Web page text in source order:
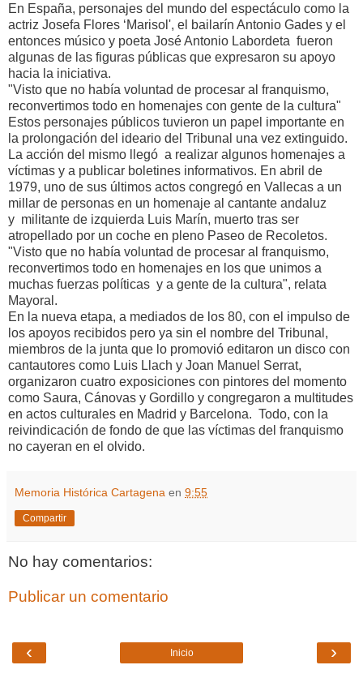
En España, personajes del mundo del espectáculo como la
actriz Josefa Flores ‘Marisol', el bailarín Antonio Gades y el
entonces músico y poeta José Antonio Labordeta fueron
algunas de las figuras públicas que expresaron su apoyo
hacia la iniciativa.
"Visto que no había voluntad de procesar al franquismo,
reconvertimos todo en homenajes con gente de la cultura"
Estos personajes públicos tuvieron un papel importante en
la prolongación del ideario del Tribunal una vez extinguido.
La acción del mismo llegó a realizar algunos homenajes a
víctimas y a publicar boletines informativos. En abril de
1979, uno de sus últimos actos congregó en Vallecas a un
millar de personas en un homenaje al cantante andaluz
y militante de izquierda Luis Marín, muerto tras ser
atropellado por un coche en pleno Paseo de Recoletos.
"Visto que no había voluntad de procesar al franquismo,
reconvertimos todo en homenajes en los que unimos a
muchas fuerzas políticas y a gente de la cultura", relata
Mayoral.
En la nueva etapa, a mediados de los 80, con el impulso de
los apoyos recibidos pero ya sin el nombre del Tribunal,
miembros de la junta que lo promovió editaron un disco con
cantautores como Luis Llach y Joan Manuel Serrat,
organizaron cuatro exposiciones con pintores del momento
como Saura, Cánovas y Gordillo y congregaron a multitudes
en actos culturales en Madrid y Barcelona. Todo, con la
reivindicación de fondo de que las víctimas del franquismo
no cayeran en el olvido.
Memoria Histórica Cartagena en 9:55
Compartir
No hay comentarios:
Publicar un comentario
‹ ›
Inicio